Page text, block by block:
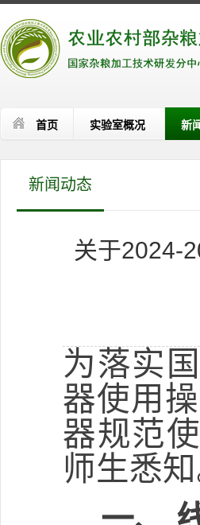
首页 实验室概况 新
新闻动态
关于2024-
为落实
器使用
器规范
师生悉知